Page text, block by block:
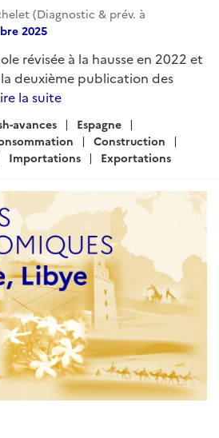
(Diagnostic & prév. à
2025
révisée à la hausse en 2022 et
deuxième publication des
la suite
avances
Espagne
Construction
Importations Exportations